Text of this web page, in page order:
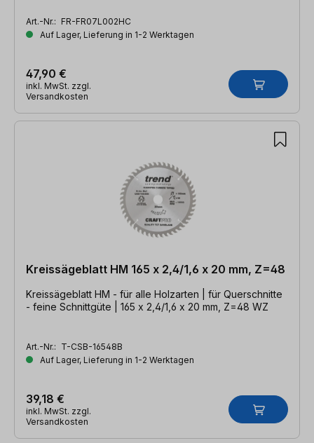
Art.-Nr.: FR-FR07L002HC
Auf Lager, Lieferung in 1-2 Werktagen
47,90 €
inkl. MwSt. zzgl.
Versandkosten
Kreissägeblatt HM 165 x 2,4/1,6 x 20 mm, Z=48
Kreissägeblatt HM - für alle Holzarten | für Querschnitte
- feine Schnittgüte | 165 x 2,4/1,6 x 20 mm, Z=48 WZ
Art.-Nr.: T-CSB-16548B
Auf Lager, Lieferung in 1-2 Werktagen
39,18 €
inkl. MwSt. zzgl.
Versandkosten